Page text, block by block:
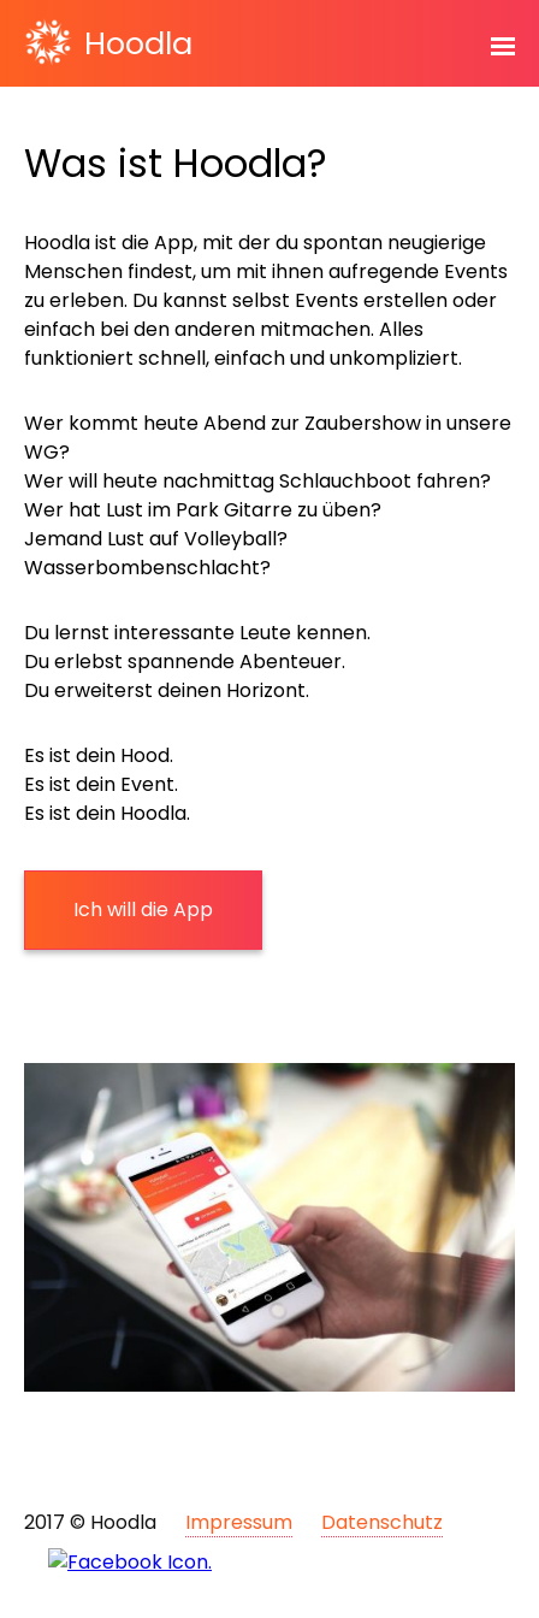
Hoodla
Was ist Hoodla?
Hoodla ist die App, mit der du spontan neugierige
Menschen findest, um mit ihnen aufregende Events
zu erleben. Du kannst selbst Events erstellen oder
einfach bei den anderen mitmachen. Alles
funktioniert schnell, einfach und unkompliziert.
Wer kommt heute Abend zur Zaubershow in unsere
WG?
Wer will heute nachmittag Schlauchboot fahren?
Wer hat Lust im Park Gitarre zu üben?
Jemand Lust auf Volleyball?
Wasserbombenschlacht?
Du lernst interessante Leute kennen.
Du erlebst spannende Abenteuer.
Du erweiterst deinen Horizont.
Es ist dein Hood.
Es ist dein Event.
Es ist dein Hoodla.
Ich will die App
2017 © Hoodla Impressum Datenschutz